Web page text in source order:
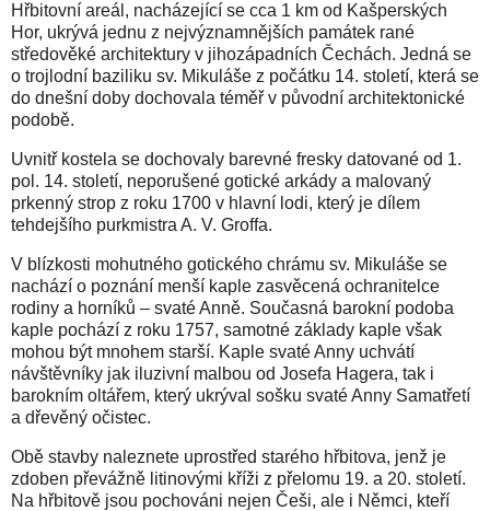
Hřbitovní areál, nacházející se cca 1 km od Kašperských
Hor, ukrývá jednu z nejvýznamnějších památek rané
středověké architektury v jihozápadních Čechách. Jedná se
o trojlodní baziliku sv. Mikuláše z počátku 14. století, která se
do dnešní doby dochovala téměř v původní architektonické
podobě.
Uvnitř kostela se dochovaly barevné fresky datované od 1.
pol. 14. století, neporušené gotické arkády a malovaný
prkenný strop z roku 1700 v hlavní lodi, který je dílem
tehdejšího purkmistra A. V. Groffa.
V blízkosti mohutného gotického chrámu sv. Mikuláše se
nachází o poznání menší kaple zasvěcená ochranitelce
rodiny a horníků – svaté Anně. Současná barokní podoba
kaple pochází z roku 1757, samotné základy kaple však
mohou být mnohem starší. Kaple svaté Anny uchvátí
návštěvníky jak iluzivní malbou od Josefa Hagera, tak i
barokním oltářem, který ukrýval sošku svaté Anny Samatřetí
a dřevěný očistec.
Obě stavby naleznete uprostřed starého hřbitova, jenž je
zdoben převážně litinovými kříži z přelomu 19. a 20. století.
Na hřbitově jsou pochováni nejen Češi, ale i Němci, kteří